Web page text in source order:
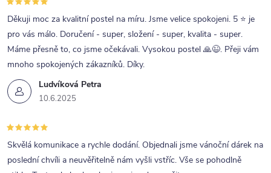
Ludvíková Petra
10.6.2025
Děkuji moc za kvalitní postel na míru. Jsme velice spokojeni. 5 ⭐ je
pro vás málo. Doručení - super, složení - super, kvalita - super.
Máme přesně to, co jsme očekávali. Vysokou postel 🙏😉. Přeji vám
mnoho spokojených zákazníků. Díky.
Skvělá komunikace a rychle dodání. Objednali jsme vánoční dárek na
poslední chvíli a neuvěřitelně nám vyšli vstříc. Vše se pohodlně